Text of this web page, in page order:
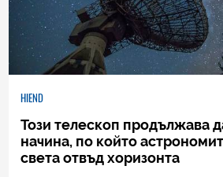
HIEND
Този телескоп продължава
начина, по който
света отвъд хоризонта